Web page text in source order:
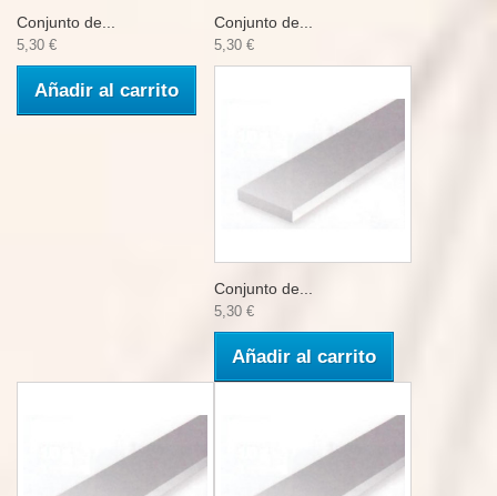
Conjunto de...
5,30 €
Añadir al carrito
Conjunto de...
5,30 €
Conjunto de...
5,30 €
Añadir al carrito